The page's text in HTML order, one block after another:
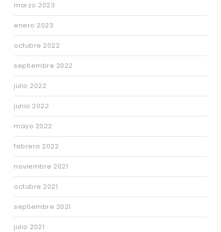
marzo 2023
enero 2023
octubre 2022
septiembre 2022
julio 2022
junio 2022
mayo 2022
febrero 2022
noviembre 2021
octubre 2021
septiembre 2021
julio 2021